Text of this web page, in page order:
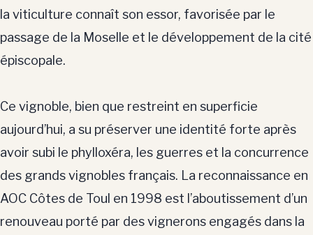
la viticulture connaît son essor, favorisée par le
passage de la Moselle et le développement de la cité
épiscopale.
Ce vignoble, bien que restreint en superficie
aujourd’hui, a su préserver une identité forte après
avoir subi le phylloxéra, les guerres et la concurrence
des grands vignobles français. La reconnaissance en
AOC Côtes de Toul en 1998 est l’aboutissement d’un
renouveau porté par des vignerons engagés dans la